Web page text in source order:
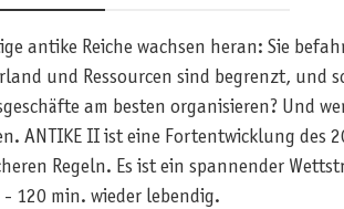
antike Reiche wachsen heran: Sie
und Ressourcen sind begrenzt, und
am besten organisieren? Und
ANTIKE II ist eine Fortentwicklung des
Regeln. Es ist ein spannender
- 120 min. wieder lebendig.